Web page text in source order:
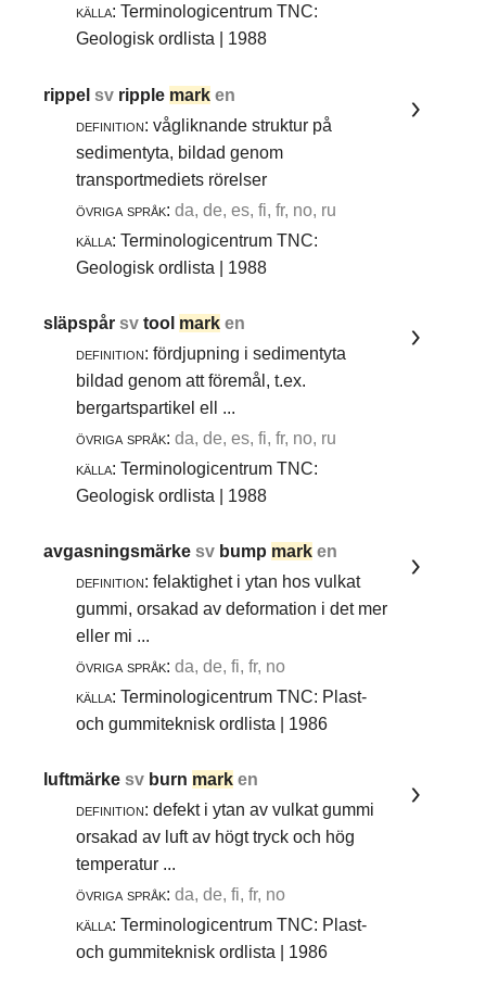
källa: Terminologicentrum TNC:
Geologisk ordlista | 1988
rippelsv ripple mark en
definition: vågliknande struktur på
sedimentyta, bildad genom
transportmediets rörelser
övriga språk: da, de, es, fi, fr, no, ru
källa: Terminologicentrum TNC:
Geologisk ordlista | 1988
släpspårsvtool mark en
definition: fördjupning i sedimentyta
bildad genom att föremål, t.ex.
bergartspartikel ell ...
övriga språk: da, de, es, fi, fr, no, ru
källa: Terminologicentrum TNC:
Geologisk ordlista | 1988
avgasningsmärkesv bump mark en
definition: felaktighet i ytan hos vulkat
gummi, orsakad av deformation i det mer
eller mi ...
övriga språk: da, de, fi, fr, no
källa: Terminologicentrum TNC: Plast-
och gummiteknisk ordlista | 1986
luftmärkesv burn mark en
definition: defekt i ytan av vulkat gummi
orsakad av luft av högt tryck och hög
temperatur ...
övriga språk: da, de, fi, fr, no
källa: Terminologicentrum TNC: Plast-
och gummiteknisk ordlista | 1986